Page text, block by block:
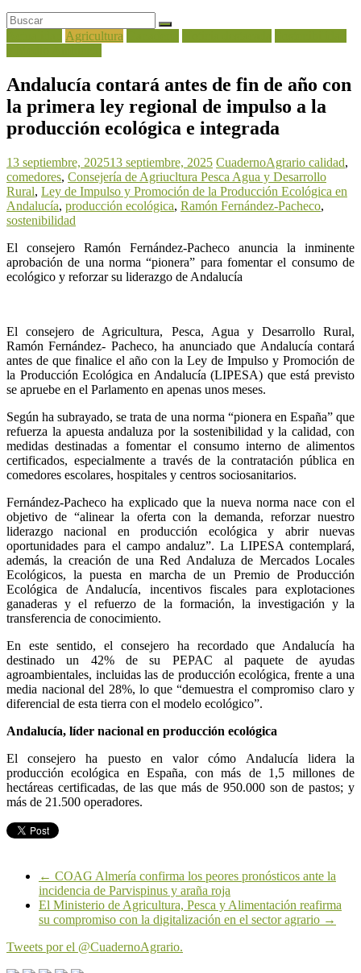
Agricultura
Andalucía contará antes de fin de año con
la primera ley regional de impulso a la
producción ecológica e integrada
13 septiembre, 202513 septiembre, 2025 CuadernoAgrario calidad,
comedores, Consejería de Agriucltura Pesca Agua y Desarrollo
Rural, Ley de Impulso y Promoción de la Producción Ecológica en
Andalucía, producción ecológica, Ramón Fernández-Pacheco,
sostenibilidad
El consejero Ramón Fernández-Pacheco anuncia la inminente
aprobación de una norma “pionera” para fomentar el consumo de
ecológico y reforzar su liderazgo de Andalucía
El consejero de Agricultura, Pesca, Agua y Desarrollo Rural,
Ramón Fernández- Pacheco, ha anunciado que Andalucía contará
antes de que finalice el año con la Ley de Impulso y Promoción de
la Producción Ecológica en Andalucía (LIPESA) que está previsto
se apruebe en el Parlamento en apenas unos meses.
Según ha subrayado, se trata de una norma “pionera en España” que
refuerza la apuesta andaluza por la sostenibilidad y la calidad, con
medidas destinadas a fomentar el consumo interno de alimentos
certificados, especialmente a través de la contratación pública en
comedores escolares, hospitales y centros sociosanitarios.
Fernández-Pacheco ha explicado que la nueva norma nace con el
objetivo de “alinear la oferta con la demanda, reforzar nuestro
liderazgo nacional en producción ecológica y abrir nuevas
oportunidades para el campo andaluz”. La LIPESA contemplará,
además, la creación de una Red Andaluza de Mercados Locales
Ecológicos, la puesta en marcha de un Premio de Producción
Ecológica de Andalucía, incentivos fiscales para explotaciones
ganaderas y el refuerzo de la formación, la investigación y la
transferencia de conocimiento.
En este sentido, el consejero ha recordado que Andalucía ha
destinado un 42% de su PEPAC al paquete de ayudas
agroambientales, incluidas las de producción ecológica, frente a una
media nacional del 28%, lo que “demuestra el compromiso claro y
diferencial de esta tierra con el modelo ecológico”.
Andalucía, líder nacional en producción ecológica
El consejero ha puesto en valor cómo Andalucía lidera la
producción ecológica en España, con más de 1,5 millones de
hectáreas certificadas, de las que más de 950.000 son de pastos; y
más de 21.500 operadores.
← COAG Almería confirma los peores pronósticos ante la
incidencia de Parvispinus y araña roja
El Ministerio de Agricultura, Pesca y Alimentación reafirma
su compromiso con la digitalización en el sector agrario →
Tweets por el @CuadernoAgrario.